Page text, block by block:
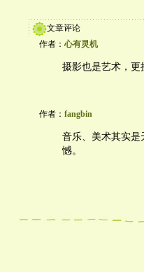
文章评论
作者： 心有灵机
摄影也是艺术，更
作者： fangbin
音乐、美术其实是
憾。